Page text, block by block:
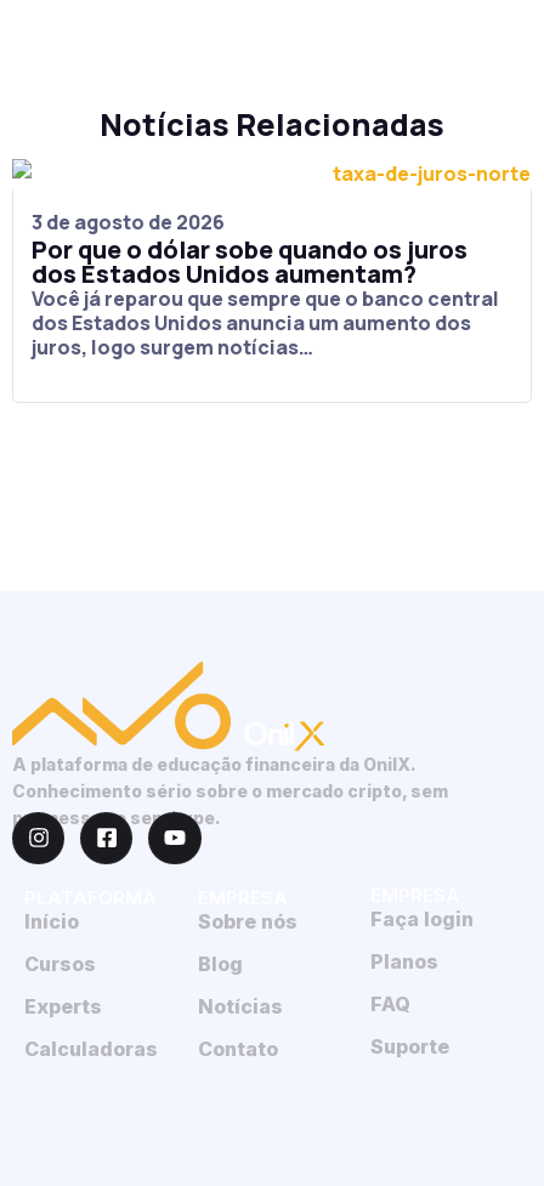
Notícias Relacionadas
3 de agosto de 2026
Por que o dólar sobe quando os juros
dos Estados Unidos aumentam?
Você já reparou que sempre que o banco central
dos Estados Unidos anuncia um aumento dos
juros, logo surgem notícias…
A plataforma de educação financeira da OnilX.
Conhecimento sério sobre o mercado cripto, sem
promessas e sem hype.
Início
Cursos
Experts
Calculadoras
Sobre nós
Blog
Notícias
Contato
Faça login
Planos
FAQ
Suporte